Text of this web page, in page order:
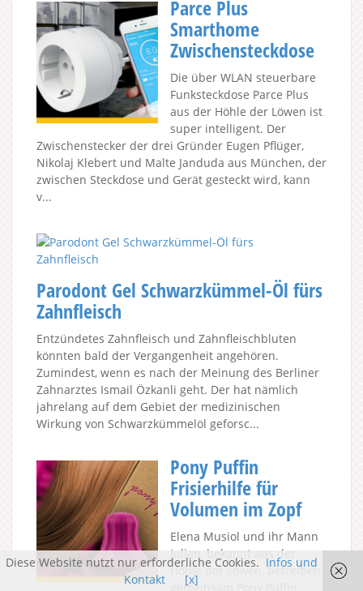
Parce Plus
Smarthome
Zwischensteckdose
Die über WLAN steuerbare
Funksteckdose Parce Plus
aus der Höhle der Löwen ist
super intelligent. Der
Zwischenstecker der drei Gründer Eugen Pflüger,
Nikolaj Klebert und Malte Janduda aus München, der
zwischen Steckdose und Gerät gesteckt wird, kann
v...
Parodont Gel Schwarzkümmel-Öl fürs
Zahnfleisch
Entzündetes Zahnfleisch und Zahnfleischbluten
könnten bald der Vergangenheit angehören.
Zumindest, wenn es nach der Meinung des Berliner
Zahnarztes Ismail Özkanli geht. Der hat nämlich
jahrelang auf dem Gebiet der medizinischen
Wirkung von Schwarzkümmelöl geforsc...
Pony Puffin
Frisierhilfe für
Volumen im Zopf
Elena Musiol und ihr Mann
Julian, bekannt aus der
Höhle der Löwen, betreiben
gemeinsam Pony Puffin .
Diese Website nutzt nur erforderliche Cookies. Infos und
Kontakt
[x]